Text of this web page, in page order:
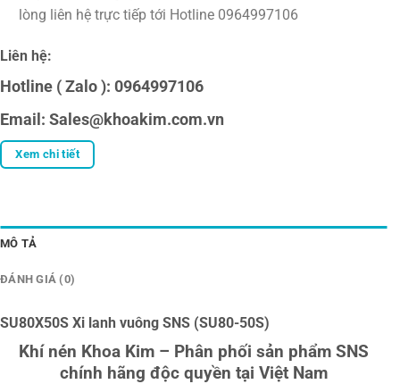
lòng liên hệ trực tiếp tới Hotline 0964997106
Liên hệ:
Hotline ( Zalo ): 0964997106
Email: Sales@khoakim.com.vn
Xem chi tiết
MÔ TẢ
ĐÁNH GIÁ (0)
SU80X50S Xi lanh vuông SNS (SU80-50S)
Khí nén Khoa Kim – Phân phối sản phẩm SNS
chính hãng độc quyền tại Việt Nam